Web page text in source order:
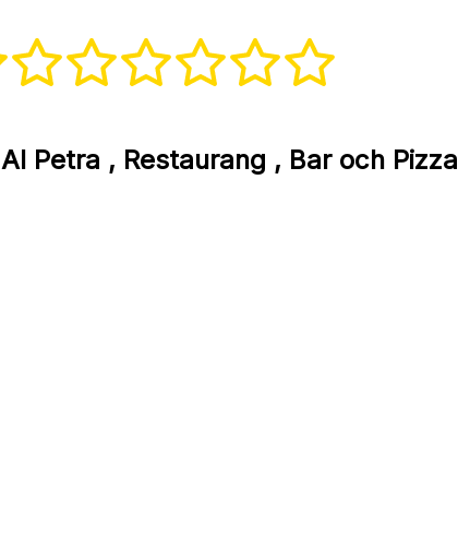
Al Petra , Restaurang , Bar och Pizza